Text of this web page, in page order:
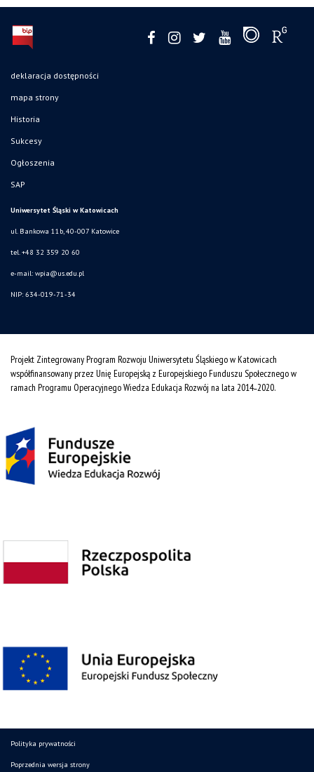
deklaracja dostępności
mapa strony
Historia
Sukcesy
Ogłoszenia
SAP
Uniwersytet Śląski w Katowicach
ul. Bankowa 11b, 40-007 Katowice
tel. +48 32 359 20 60
e-mail: wpia@us.edu.pl
NIP: 634-019-71-34
Projekt Zintegrowany Program Rozwoju Uniwersytetu Śląskiego w Katowicach
współfinansowany przez Unię Europejską z Europejskiego Funduszu Społecznego w
ramach Programu Operacyjnego Wiedza Edukacja Rozwój na lata 2014˗2020.
Polityka prywatności
Poprzednia wersja strony